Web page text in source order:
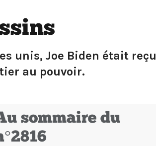
unis, Joe Biden était reçu
au pouvoir.
sommaire du